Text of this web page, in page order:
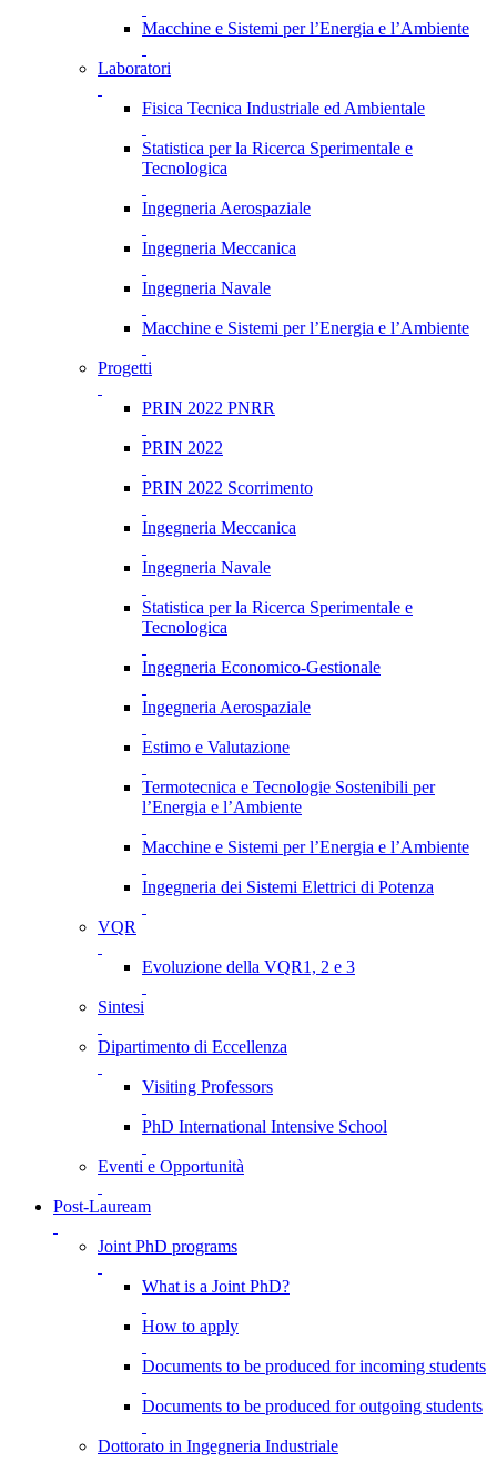
Macchine e Sistemi per l’Energia e l’Ambiente
Laboratori
Fisica Tecnica Industriale ed Ambientale
Statistica per la Ricerca Sperimentale e
Tecnologica
Ingegneria Aerospaziale
Ingegneria Meccanica
Ingegneria Navale
Macchine e Sistemi per l’Energia e l’Ambiente
Progetti
PRIN 2022 PNRR
PRIN 2022
PRIN 2022 Scorrimento
Ingegneria Meccanica
Ingegneria Navale
Statistica per la Ricerca Sperimentale e
Tecnologica
Ingegneria Economico-Gestionale
Ingegneria Aerospaziale
Estimo e Valutazione
Termotecnica e Tecnologie Sostenibili per
l’Energia e l’Ambiente
Macchine e Sistemi per l’Energia e l’Ambiente
Ingegneria dei Sistemi Elettrici di Potenza
VQR
Evoluzione della VQR1, 2 e 3
Sintesi
Dipartimento di Eccellenza
Visiting Professors
PhD International Intensive School
Eventi e Opportunità
Post-Lauream
Joint PhD programs
What is a Joint PhD?
How to apply
Documents to be produced for incoming students
Documents to be produced for outgoing students
Dottorato in Ingegneria Industriale